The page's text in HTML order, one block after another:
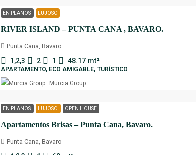
EN PLANOS LUJOSO
RIVER ISLAND – PUNTA CANA , BAVARO.
Punta Cana, Bavaro
1,2,3 2 1 48.17 mt²
APARTAMENTO, ECO AMIGABLE, TURÍSTICO
Murcia Group
EN PLANOS LUJOSO OPEN HOUSE
Apartamentos Brisas – Punta Cana, Bavaro.
Punta Cana, Bavaro